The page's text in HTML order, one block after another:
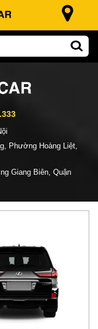
Phường Hoàng Liệt,
Giang Biên, Quận